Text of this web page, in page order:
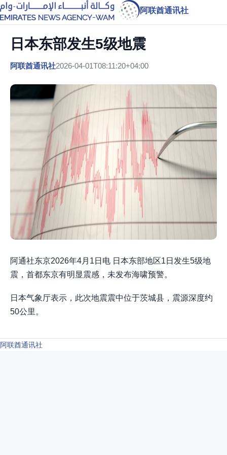
阿联酋通讯社
日本东部发生5级地震
阿联酋通讯社2026-04-01T08:11:20+04:00
阿通社东京2026年4月1日电 日本东部地区1日发生5级地
震，首都东京有明显震感，未发布海啸预警。
日本气象厅表示，此次地震震中位于茨城县，震源深度约
50公里。
阿联酋通讯社